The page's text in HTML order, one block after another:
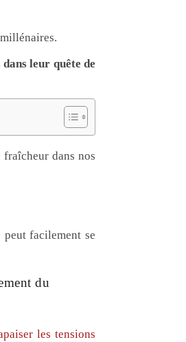
leur quête de
dans nos
facilement se
du
les tensions